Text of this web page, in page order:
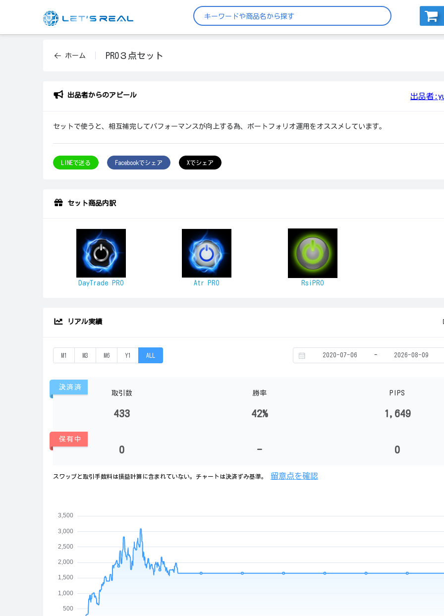
ホーム PRO３点セット
出品者からのアピール 出品者
セットで使うと、相互補完してパフォーマンスが向上する為、ポートフォリオ運用をオススメしています。
LINEで送る Facebookでシェア Xでシェア
セット商品内訳
DayTrade PRO Atr PRO RsiPRO
リアル実績
M1 M3 M6 Y1 ALL -
決済済
取引数
433
勝率
42%
PIPS
1,649
保有中
0 - 0
スワップと取引手数料は損益計算に含まれていない。チャートは決済ずみ基準。 留意点を確認